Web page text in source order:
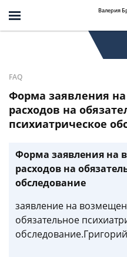
Валерия
FAQ
Форма заявления
расходов на
психиатрическое
Форма заявления на
расходов на
обследование
заявление на
обязательное